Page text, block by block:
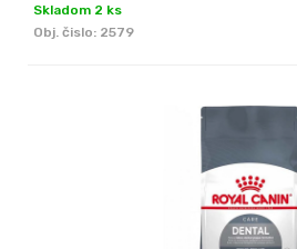
Skladom 2 ks
Obj. čislo: 2579